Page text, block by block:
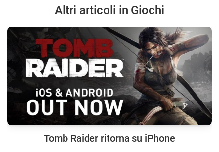
Altri articoli in Giochi
Tomb Raider ritorna su iPhone